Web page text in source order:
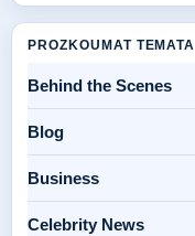
PROZKOUMAT TEMATA
Behind the Scenes
Blog
Business
Celebrity News